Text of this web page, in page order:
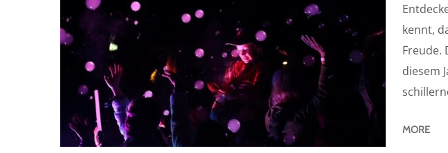
kennt,
Freude.
diesem
MORE